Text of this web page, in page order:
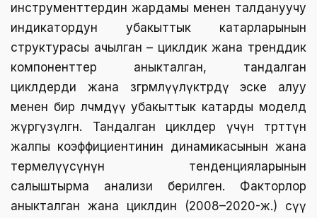
инструменттердин жардамы менен талдануучу
индикатордун убакыттык катарларынын
структурасы ачылган – циклдик жана тренддик
компоненттер аныкталган, тандалган
циклдерди жана өзгөрмөлүүлүктөрдү эске алуу
менен бир өлчөмдүү убакыттык катарды моделдөө
жүргүзүлгөн. Тандалган циклдер үчүн төрөттүн
жалпы коэффициентинин динамикасынын жана
термелүүсүнүн тенденцияларынын
салыштырма анализи берилген. Факторлор
аныкталган жана циклдин (2008–2020-ж.) өсүү